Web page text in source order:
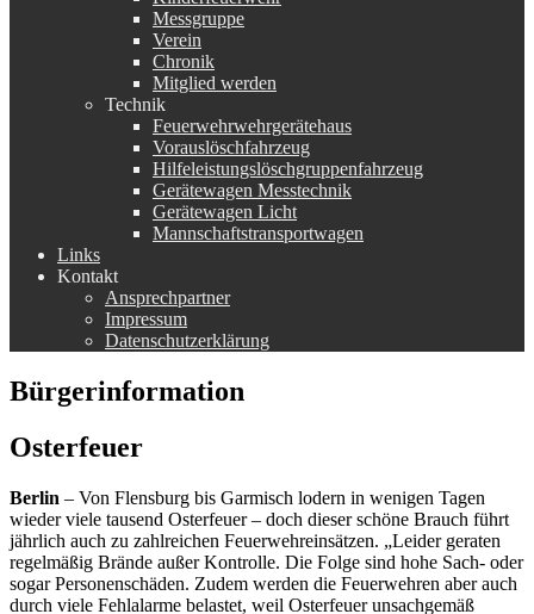
Messgruppe
Verein
Chronik
Mitglied werden
Technik
Feuerwehrwehrgerätehaus
Vorauslöschfahrzeug
Hilfeleistungslöschgruppenfahrzeug
Gerätewagen Messtechnik
Gerätewagen Licht
Mannschaftstransportwagen
Links
Kontakt
Ansprechpartner
Impressum
Datenschutzerklärung
Bürgerinformation
Osterfeuer
Berlin – Von Flensburg bis Garmisch lodern in wenigen Tagen
wieder viele tausend Osterfeuer – doch dieser schöne Brauch führt
jährlich auch zu zahlreichen Feuerwehreinsätzen. „Leider geraten
regelmäßig Brände außer Kontrolle. Die Folge sind hohe Sach- oder
sogar Personenschäden. Zudem werden die Feuerwehren aber auch
durch viele Fehlalarme belastet, weil Osterfeuer unsachgemäß